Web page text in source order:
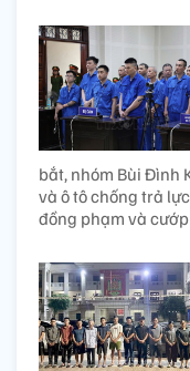
bắt, nhóm Bùi Đình
và ô tô chống trả
đồng phạm và